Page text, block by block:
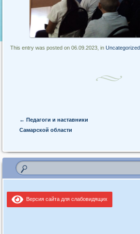
This entry was posted on 06.09.2023, inUncategorized
Post navigation
← Педагоги и наставники
Самарской области
Версия сайта для слабовидящих